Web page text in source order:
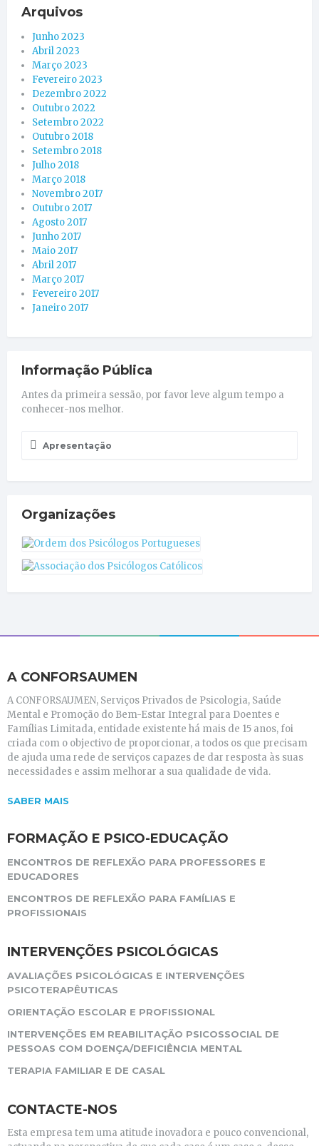
Arquivos
Junho 2023
Abril 2023
Março 2023
Fevereiro 2023
Dezembro 2022
Outubro 2022
Setembro 2022
Outubro 2018
Setembro 2018
Julho 2018
Março 2018
Novembro 2017
Outubro 2017
Agosto 2017
Junho 2017
Maio 2017
Abril 2017
Março 2017
Fevereiro 2017
Janeiro 2017
Informação Pública
Antes da primeira sessão, por favor leve algum tempo a
conhecer-nos melhor.
Apresentação
Organizações
A CONFORSAUMEN
A CONFORSAUMEN, Serviços Privados de Psicologia, Saúde
Mental e Promoção do Bem-Estar Integral para Doentes e
Famílias Limitada, entidade existente há mais de 15 anos, foi
criada com o objectivo de proporcionar, a todos os que precisam
de ajuda uma rede de serviços capazes de dar resposta às suas
necessidades e assim melhorar a sua qualidade de vida.
SABER MAIS
FORMAÇÃO E PSICO-EDUCAÇÃO
ENCONTROS DE REFLEXÃO PARA PROFESSORES E
EDUCADORES
ENCONTROS DE REFLEXÃO PARA FAMÍLIAS E
PROFISSIONAIS
INTERVENÇÕES PSICOLÓGICAS
AVALIAÇÕES PSICOLÓGICAS E INTERVENÇÕES
PSICOTERAPÊUTICAS
ORIENTAÇÃO ESCOLAR E PROFISSIONAL
INTERVENÇÕES EM REABILITAÇÃO PSICOSSOCIAL DE
PESSOAS COM DOENÇA/DEFICIÊNCIA MENTAL
TERAPIA FAMILIAR E DE CASAL
CONTACTE-NOS
Esta empresa tem uma atitude inovadora e pouco convencional,